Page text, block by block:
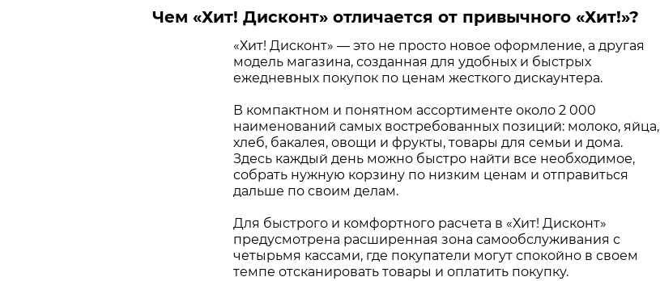
Чем «Хит! Дисконт» отличается от привычного «Хит!»?
«Хит! Дисконт» — это не просто новое оформление, а другая
модель магазина, созданная для удобных и быстрых
ежедневных покупок по ценам жесткого дискаунтера.
В компактном и понятном ассортименте около 2 000
наименований самых востребованных позиций: молоко, яйца,
хлеб, бакалея, овощи и фрукты, товары для семьи и дома.
Здесь каждый день можно быстро найти все необходимое,
собрать нужную корзину по низким ценам и отправиться
дальше по своим делам.
Для быстрого и комфортного расчета в «Хит! Дисконт»
предусмотрена расширенная зона самообслуживания с
четырьмя кассами, где покупатели могут спокойно в своем
темпе отсканировать товары и оплатить покупку.